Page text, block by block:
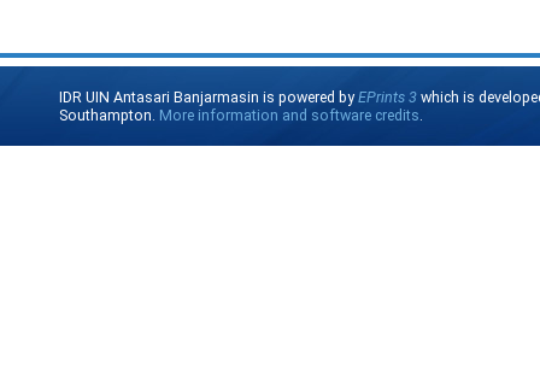
IDR UIN Antasari Banjarmasin is powered byEPrints 3 which is
Southampton. More information and software credits.